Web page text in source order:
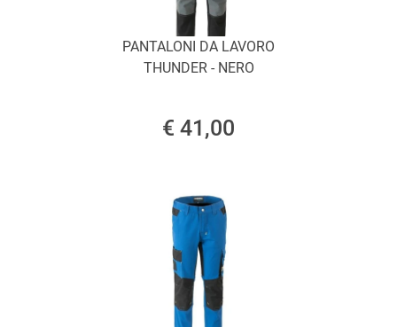
PANTALONI DA LAVORO
THUNDER - NERO
€ 41,00